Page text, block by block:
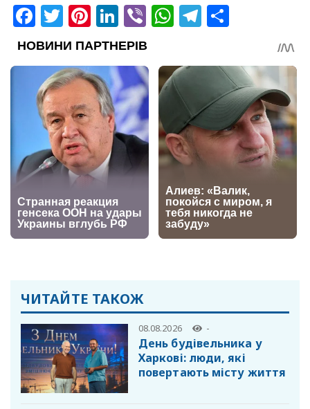
Facebook
Twitter
Pinterest
LinkedIn
ViberWhatsApp
Telegram
ЧИТАЙТЕ ТАКОЖ
08.08.2026 -
День будівельника у
Харкові: люди, які
повертають місту життя